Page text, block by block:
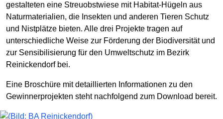
gestalteten eine Streuobstwiese mit Habitat-Hügeln aus
Naturmaterialien, die Insekten und anderen Tieren Schutz
und Nistplätze bieten. Alle drei Projekte tragen auf
unterschiedliche Weise zur Förderung der Biodiversität und
zur Sensibilisierung für den Umweltschutz im Bezirk
Reinickendorf bei.
Eine Broschüre mit detaillierten Informationen zu den
Gewinnerprojekten steht nachfolgend zum Download bereit.